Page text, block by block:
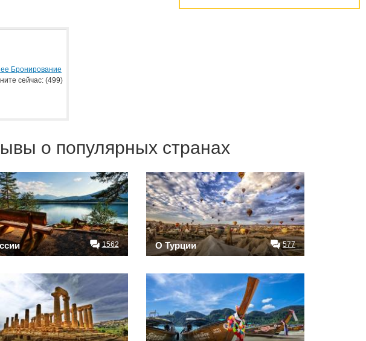
Бронирование
сейчас: (499)
о популярных странах
1562 О Турции 577